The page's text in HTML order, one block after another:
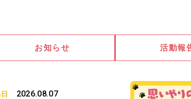
お知らせ 活動報
2026.08.07